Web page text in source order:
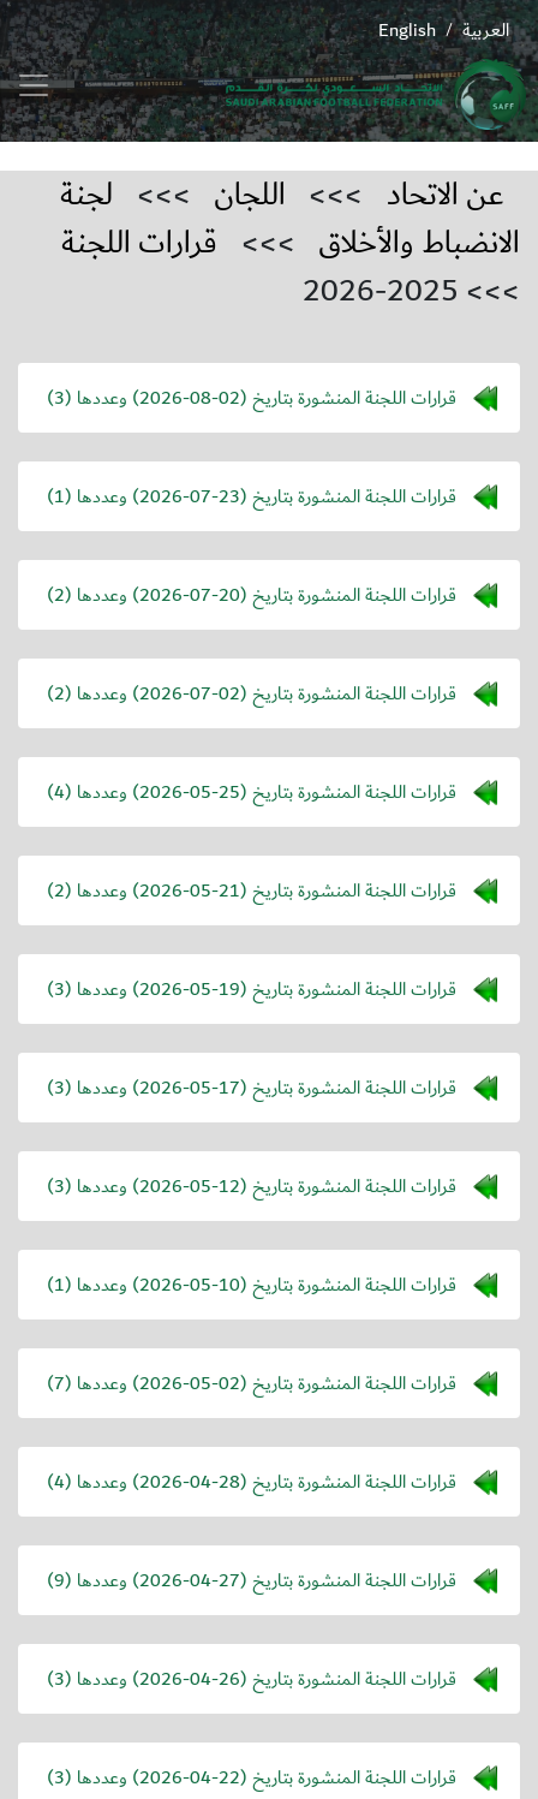
English / العربية
عن الاتحاد >>> اللجان >>> لجنة
الانضباط والأخلاق >>> قرارات اللجنة
>>> 2025-2026
قرارات اللجنة المنشورة بتاريخ (2026-08-02) وعددها (3)
قرارات اللجنة المنشورة بتاريخ (2026-07-23) وعددها (1)
قرارات اللجنة المنشورة بتاريخ (2026-07-20) وعددها (2)
قرارات اللجنة المنشورة بتاريخ (2026-07-02) وعددها (2)
قرارات اللجنة المنشورة بتاريخ (2026-05-25) وعددها (4)
قرارات اللجنة المنشورة بتاريخ (2026-05-21) وعددها (2)
قرارات اللجنة المنشورة بتاريخ (2026-05-19) وعددها (3)
قرارات اللجنة المنشورة بتاريخ (2026-05-17) وعددها (3)
قرارات اللجنة المنشورة بتاريخ (2026-05-12) وعددها (3)
قرارات اللجنة المنشورة بتاريخ (2026-05-10) وعددها (1)
قرارات اللجنة المنشورة بتاريخ (2026-05-02) وعددها (7)
قرارات اللجنة المنشورة بتاريخ (2026-04-28) وعددها (4)
قرارات اللجنة المنشورة بتاريخ (2026-04-27) وعددها (9)
قرارات اللجنة المنشورة بتاريخ (2026-04-26) وعددها (3)
قرارات اللجنة المنشورة بتاريخ (2026-04-22) وعددها (3)